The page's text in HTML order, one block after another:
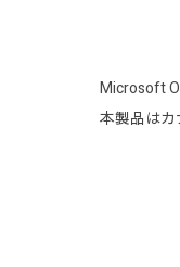
Microsoft
本製品はカ